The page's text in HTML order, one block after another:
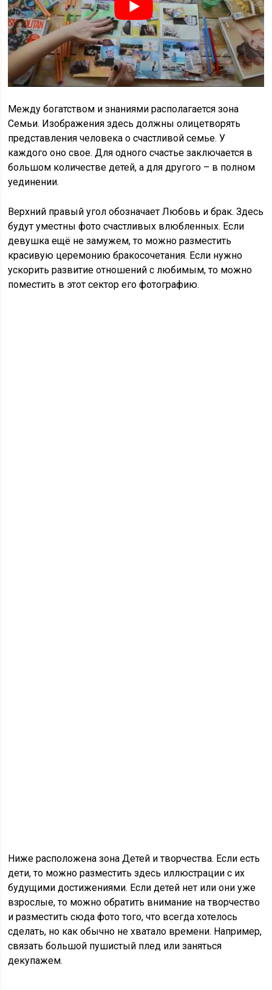
Между богатством и знаниями располагается зона
Семьи. Изображения здесь должны олицетворять
представления человека о счастливой семье. У
каждого оно свое. Для одного счастье заключается в
большом количестве детей, а для другого – в полном
уединении.
Верхний правый угол обозначает Любовь и брак. Здесь
будут уместны фото счастливых влюбленных. Если
девушка ещё не замужем, то можно разместить
красивую церемонию бракосочетания. Если нужно
ускорить развитие отношений с любимым, то можно
поместить в этот сектор его фотографию.
Ниже расположена зона Детей и творчества. Если есть
дети, то можно разместить здесь иллюстрации с их
будущими достижениями. Если детей нет или они уже
взрослые, то можно обратить внимание на творчество
и разместить сюда фото того, что всегда хотелось
сделать, но как обычно не хватало времени. Например,
связать большой пушистый плед или заняться
декупажем.